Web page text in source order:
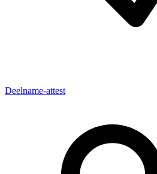
Deelname-attest